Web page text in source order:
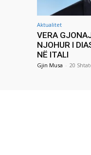
Aktualitet
VERA
NJOHUR I
NË ITALI
Gjin Musa - 20